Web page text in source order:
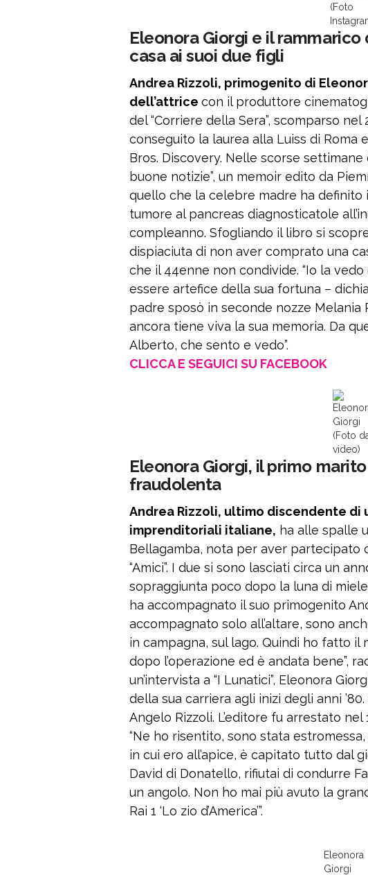
(Foto
Eleonora Giorgi e il
casa ai suoi due figli
Andrea Rizzoli, primogenito di
dell’attrice con il produttore
del “Corriere della Sera”, scomparso nel
conseguito la laurea alla Luiss di Roma
Bros. Discovery. Nelle scorse
buone notizie”, un memoir edito da
quello che la celebre madre ha definito
tumore al pancreas diagnosticatole
compleanno. Sfogliando il libro si
dispiaciuta di non aver comprato una
che il 44enne non condivide. “Io la
essere artefice della sua fortuna –
padre sposò in seconde nozze Melania
ancora tiene viva la sua memoria. Da
Alberto, che sento e vedo”.
CLICCA E SEGUICI SU FACEBOOK
Giorgi
(Foto
video)
Eleonora Giorgi, il primo
fraudolenta
Andrea Rizzoli, ultimo discendente
imprenditoriali italiane, ha alle spalle
Bellagamba, nota per aver partecipato
“Amici”. I due si sono lasciati circa un
sopraggiunta poco dopo la luna di
ha accompagnato il suo primogenito
accompagnato solo all’altare, sono
in campagna, sul lago. Quindi ho fatto il
dopo l’operazione ed è andata bene”,
un’intervista a “I Lunatici”, Eleonora
della sua carriera agli inizi degli anni
Angelo Rizzoli. L’editore fu arrestato
“Ne ho risentito, sono stata
in cui ero all’apice, è capitato tutto dal
David di Donatello, rifiutai di condurre
un angolo. Non ho mai più avuto la
Rai 1 ‘Lo zio d’America’”.
Eleonora
Giorgi